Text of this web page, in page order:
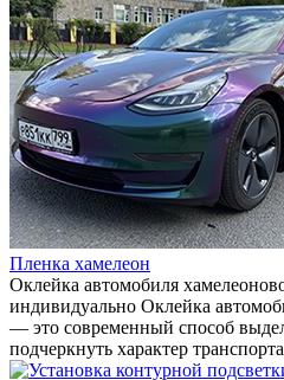
Пленка хамелеон
Оклейка автомобиля
индивидуально Оклейка
— это современный способ
подчеркнуть характер